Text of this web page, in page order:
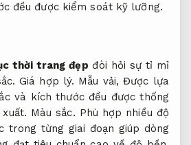
đều được kiểm soát kỹ lưỡng.
thời trang đẹp đòi hỏi sự tỉ mỉ
Giá hợp lý. Mẫu vải,Được lựa
và kích thước đều được thống
Màu sắc. Phù hợp nhiều độ
trong từng giai đoạn giúp dòng